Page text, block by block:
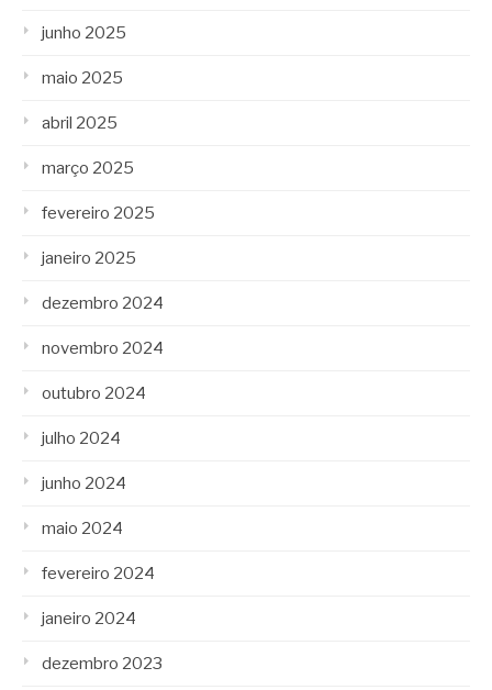
junho 2025
maio 2025
abril 2025
março 2025
fevereiro 2025
janeiro 2025
dezembro 2024
novembro 2024
outubro 2024
julho 2024
junho 2024
maio 2024
fevereiro 2024
janeiro 2024
dezembro 2023